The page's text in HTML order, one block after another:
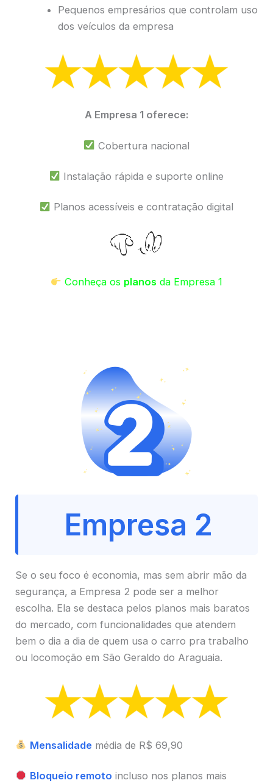
Pequenos empresários que controlam uso
dos veículos da empresa
A Empresa 1 oferece:
Cobertura nacional
Instalação rápida e suporte online
Planos acessíveis e contratação digital
Conheça os planos da Empresa 1
Empresa 2
Se o seu foco é economia, mas sem abrir mão da
segurança, a Empresa 2 pode ser a melhor
escolha. Ela se destaca pelos planos mais baratos
do mercado, com funcionalidades que atendem
bem o dia a dia de quem usa o carro pra trabalho
ou locomoção em São Geraldo do Araguaia.
Mensalidade média de R$ 69,90
Bloqueio remoto incluso nos planos mais